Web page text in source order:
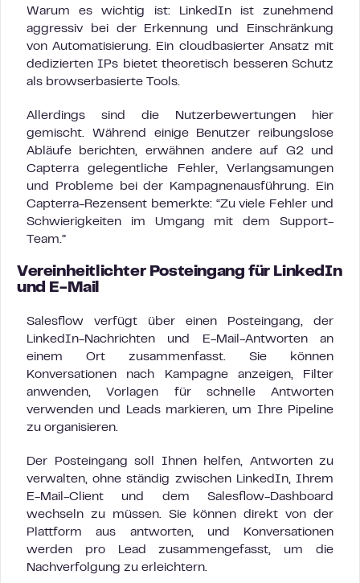
Warum es wichtig ist: LinkedIn ist zunehmend
aggressiv bei der Erkennung und Einschränkung
von Automatisierung. Ein cloudbasierter Ansatz mit
dedizierten IPs bietet theoretisch besseren Schutz
als browserbasierte Tools.
Allerdings sind die Nutzerbewertungen hier
gemischt. Während einige Benutzer reibungslose
Abläufe berichten, erwähnen andere auf G2 und
Capterra gelegentliche Fehler, Verlangsamungen
und Probleme bei der Kampagnenausführung. Ein
Capterra-Rezensent bemerkte: “Zu viele Fehler und
Schwierigkeiten im Umgang mit dem Support-
Team.”
Vereinheitlichter Posteingang für LinkedIn
und E-Mail
Salesflow verfügt über einen Posteingang, der
LinkedIn-Nachrichten und E-Mail-Antworten an
einem Ort zusammenfasst. Sie können
Konversationen nach Kampagne anzeigen, Filter
anwenden, Vorlagen für schnelle Antworten
verwenden und Leads markieren, um Ihre Pipeline
zu organisieren.
Der Posteingang soll Ihnen helfen, Antworten zu
verwalten, ohne ständig zwischen LinkedIn, Ihrem
E-Mail-Client und dem Salesflow-Dashboard
wechseln zu müssen. Sie können direkt von der
Plattform aus antworten, und Konversationen
werden pro Lead zusammengefasst, um die
Nachverfolgung zu erleichtern.